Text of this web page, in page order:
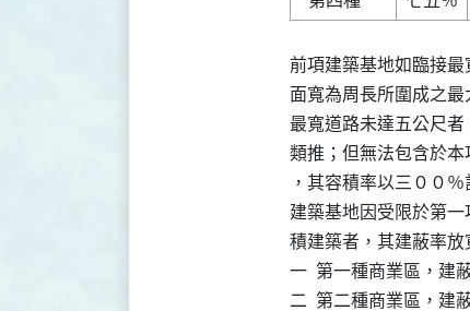
前項建築基地如臨接
面寬為周長所圍成之
最寬道路未達五公尺
類推；但無法包含於
，其容積率以三００％
建築基地因受限於第
積建築者，其建蔽率放
一  第一種商業區，建
二  第二種商業區，建